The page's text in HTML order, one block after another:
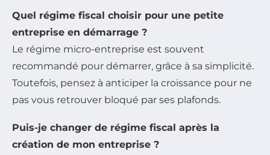
Quel régime fiscal choisir pour une petite
entreprise en démarrage ?
Le régime micro-entreprise est souvent
recommandé pour démarrer, grâce à sa simplicité.
Toutefois, pensez à anticiper la croissance pour ne
pas vous retrouver bloqué par ses plafonds.
Puis-je changer de régime fiscal après la
création de mon entreprise ?